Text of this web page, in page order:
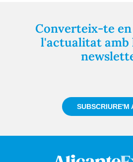
Converteix-te
l'actualitat amb
SUBSCRIURE'M